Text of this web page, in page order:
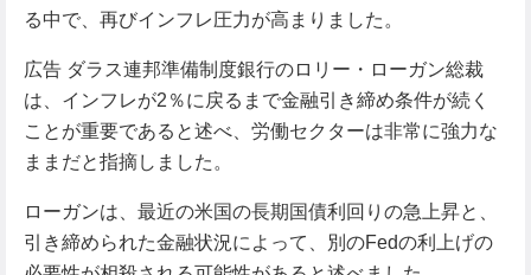
る中で、再びインフレ圧力が高まりました。
広告 ダラス連邦準備制度銀行のロリー・ローガン総裁
は、インフレが2％に戻るまで金融引き締め条件が続く
ことが重要であると述べ、労働セクターは非常に強力な
ままだと指摘しました。
ローガンは、最近の米国の長期国債利回りの急上昇と、
引き締められた金融状況によって、別のFedの利上げの